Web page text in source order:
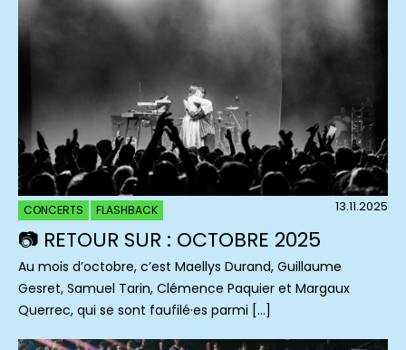
CONCERTS FLASHBACK 13.11.2025
📷 RETOUR SUR : OCTOBRE 2025
Au mois d’octobre, c’est Maellys Durand, Guillaume
Gesret, Samuel Tarin, Clémence Paquier et Margaux
Querrec, qui se sont faufilé·es parmi […]